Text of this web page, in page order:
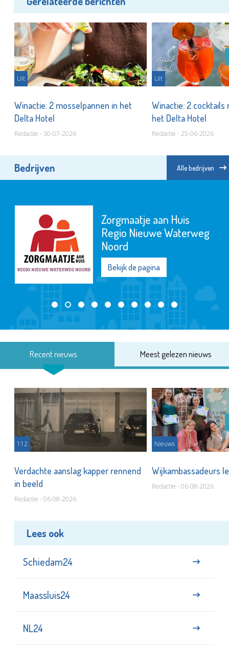
Uit
Winactie: 2 mosselpannen in het
Delta Hotel
Redactie - 30-07-2026
Uit
Winactie: 2 cocktails
het Delta Hotel
Redactie - 25-06-2026
Bedrijven Alle bedrijven
Zorgmaatje aan Huis
Regio Nieuwe Waterweg
Noord
Bekijk de pagina
Recent nieuws Meest gelezen nieuws
112
Verdachte aanslag kapper rennend
in beeld
Redactie - 06-08-2026
Nieuws
Wijkambassadeurs
Redactie - 06-08-2026
Lees ook
Schiedam24
Maassluis24
NL24